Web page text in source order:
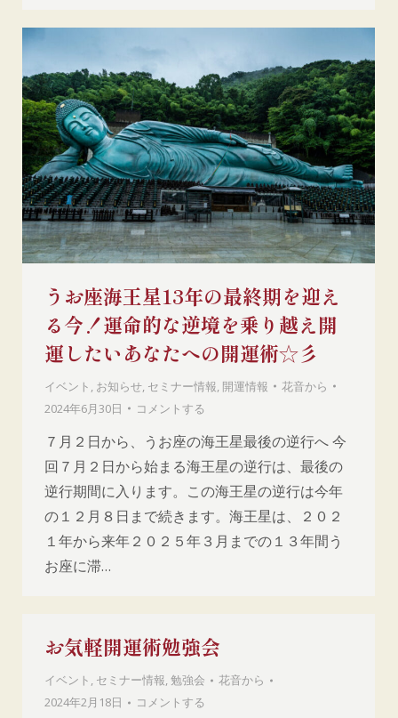
うお座海王星13年の最終期を迎え
る今！運命的な逆境を乗り越え開
運したいあなたへの開運術☆彡
イベント , お知らせ, セミナー情報, 開運情報 花音から
2024年6月30日
コメントする
７月２日から、うお座の海王星最後の逆行へ 今
回７月２日から始まる海王星の逆行は、最後の
逆行期間に入ります。この海王星の逆行は今年
の１２月８日まで続きます。海王星は、２０２
１年から来年２０２５年３月までの１３年間う
お座に滞…
お気軽開運術勉強会
イベント , セミナー情報,勉強会 花音から
2024年2月18日
コメントする